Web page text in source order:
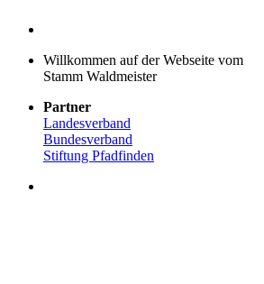
Willkommen auf der Webseite vom
Stamm Waldmeister
Partner
Landesverband
Bundesverband
Stiftung Pfadfinden